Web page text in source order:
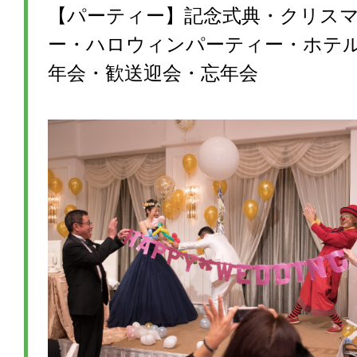
【パーティー】記念式典・クリス
ー・ハロウィンパーティー・ホテ
年会・歓送迎会・忘年会